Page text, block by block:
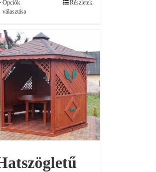
Opciók
választása
Részletek